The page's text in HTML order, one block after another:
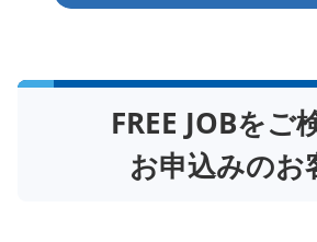
FREE JOBをご
お申込みのお